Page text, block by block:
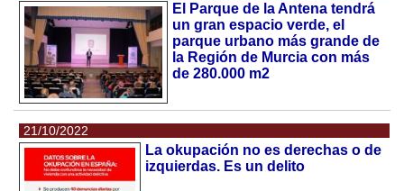
El Parque de la Antena tendrá
un gran espacio verde, el
parque urbano más grande de
la Región de Murcia con más
de 280.000 m2
21/10/2022
La okupación no es derechas o de
izquierdas. Es un delito